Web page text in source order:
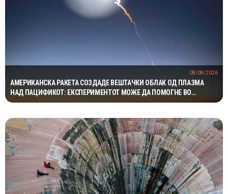
АМЕРИКАНСКА РАКЕТА СОЗДАДЕ ВЕШТАЧКИ ОБЛАК ОД ПЛАЗМА
НАД ПАЦИФИКОТ: ЕКСПЕРИМЕНТОТ МОЖЕ ДА ПОМОГНЕ ВО
ЗАШТИТАТА НА САТЕЛИТИТЕ
08/08/2026